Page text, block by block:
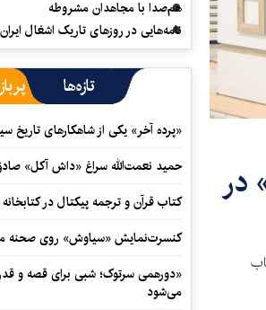
در
هم‌صدا با مجاهدان مشروطه
نامه‌هایی در روزهای تاریک اشغال ایران
تازه‌ها
«پرده آخر» یکی از شاهکارهای تاریخ
حمید نعمت‌‏الله سراغ «داش آکل»
کتاب قرآن و ترجمه پیکتال در
کنسرت‌نمایش «سیاوش» روی صحنه
«دورهمی سرتوک؛ شبی برای قصه و
می‌شود